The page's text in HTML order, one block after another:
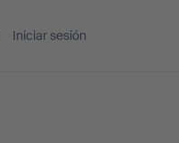
Iniciar sesión